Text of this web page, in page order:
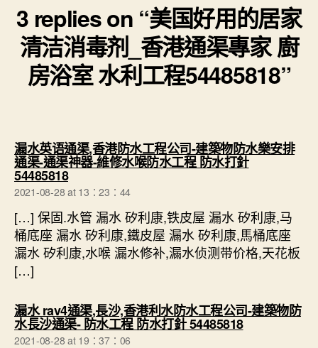
3 replies on “美国好用的居家
清洁消毒剂_香港通渠專家 廚
房浴室 水利工程54485818”
漏水英语通渠,香港防水工程公司-建築物防水樂安排
通渠-通渠神器-維修水喉防水工程 防水打針
54485818says:
2021-08-28 at 13：23：44
[…] 保固.水管 漏水 矽利康,铁皮屋 漏水 矽利康,马
桶底座 漏水 矽利康,鐵皮屋 漏水 矽利康,馬桶底座
漏水 矽利康,水喉 漏水修补,漏水侦测带价格,天花板
[…]
漏水 rav4通渠,長沙,香港利水防水工程公司-建築物防
水長沙通渠- 防水工程 防水打針 54485818says:
2021-08-28 at 19：37：06